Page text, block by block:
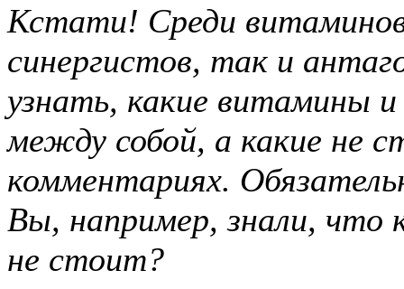
Кстати! Среди
синергистов, так и
узнать, какие витамины
между собой, а какие не
комментариях.
Вы, например, знали, что
не стоит?